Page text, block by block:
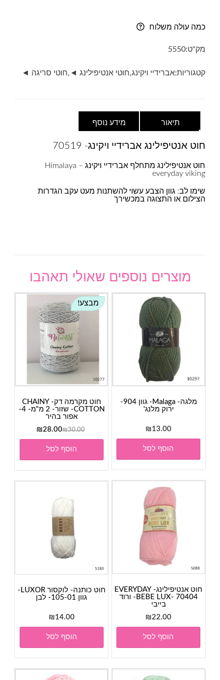
everyday
כמה עולה משלוח
מק"ט:5550
קטגוריות:אברידיי ויקינג,חוטי אנטיפילינג ◄ ,חוטי סריגה ◄
תיאור מידע נוסף
חוט אנטיפילינג אברידיי ויקינג- 70519
חוט אנטיפילינג מתחלף אברידיי ויקינג – Himalaya
everyday viking
שימו לב: גוון הצבע עשוי להשתנות מעט עקב הגדרות
הצילום או התצוגה במכשירך
מוצרים נוספים שאולי תאהבו
מלגה- Malaga- גוון 904-
ירוק מלנג'
₪13.00
הוסף לסל
מבצע!
חוט מקרמה דק- CHAINY
COTTON- שזור- 2 מ"מ- 4-
אפור בהיר
₪30.00
המחיר
המקורי
היה:
₪30.00.
₪28.00
הנוכחי
₪28.00.
הוסף לסל
חוט אנטיפילינג- EVERYDAY
BEBE LUX- 70404- ורוד
בייבי
₪22.00
הוסף לסל
חוט כותנה- לוקסור LUXOR-
גוון 105-01- לבן
₪14.00
הוסף לסל